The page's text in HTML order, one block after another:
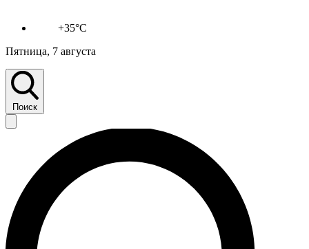
+35°C
Пятница, 7 августа
Поиск